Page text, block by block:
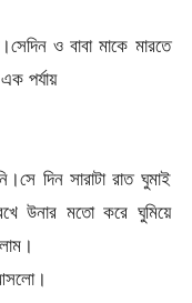
ও বাবা মাকে মারতে
পর্যায়
দিন সারাটা রাত ঘুমাই
উনার মতো করে ঘুমিয়ে